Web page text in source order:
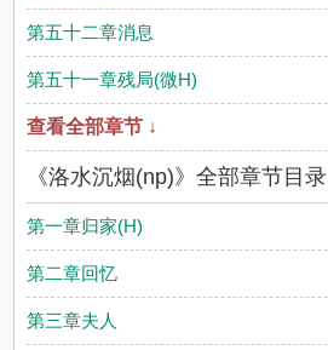
第五十二章消息
第五十一章残局(微H)
查看全部章节 ↓
《洛水沉烟(np)》全部章节目录
第一章归家(H)
第二章回忆
第三章夫人